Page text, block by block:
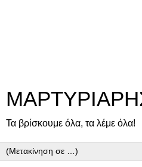
Τα βρίσκουμε όλα, τα λέμε όλα!